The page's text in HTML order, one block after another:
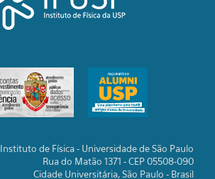
Instituto de Física - Universidade de São Paulo
Rua do Matão 1371 - CEP 05508-090
Cidade Universitária, São Paulo - Brasil